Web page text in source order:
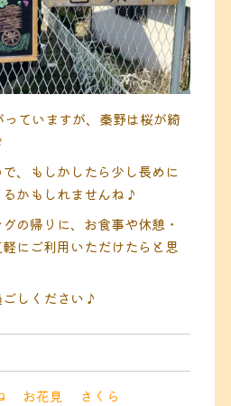
ていますが、秦野は桜が綺
、もしかしたら少し長めに
かもしれませんね♪
の帰りに、お食事や休憩・
にご利用いただけたらと思
しください♪
お花見
さくら